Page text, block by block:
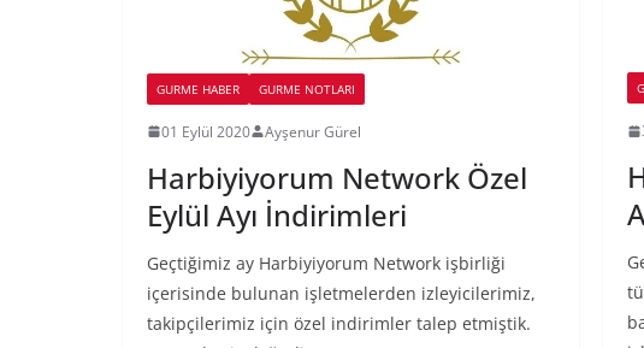
GURME HABER GURME NOTLARI
01 Eylül 2020 Ayşenur Gürel
Harbiyiyorum Network Özel
Eylül Ayı İndirimleri
Geçtiğimiz ay Harbiyiyorum Network işbirliği
içerisinde bulunan işletmelerden izleyicilerimiz,
takipçilerimiz için özel indirimler talep etmiştik.